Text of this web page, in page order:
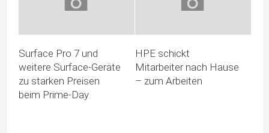
Surface Pro 7 und
weitere Surface-Geräte
zu starken Preisen
beim Prime-Day
HPE schickt
Mitarbeiter nach Hause
– zum Arbeiten